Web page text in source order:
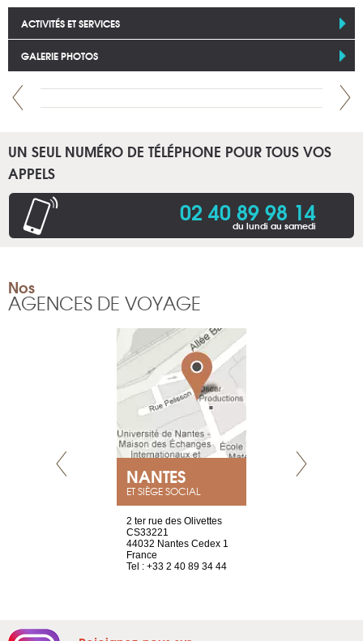
ACTIVITÉS ET SERVICES
GALERIE PHOTOS
UN SEUL NUMÉRO DE TÉLÉPHONE POUR TOUS VOS
APPELS
02 40 89 98 14
du lundi au samedi
Nos
AGENCES DE VOYAGE
NANTES
ET SIÈGE SOCIAL
2 ter rue des Olivettes
CS33221
44032 Nantes Cedex 1
France
Tel : +33 2 40 89 34 44